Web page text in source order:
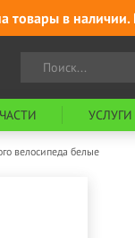
товары в
УСЛУГИ
велосипеда белые